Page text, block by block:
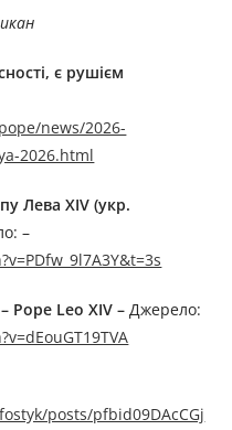
є рушієм
news/2026-
2026.html
Лева XIV (укр.
–
Pope Leo XIV –Джерелo:
posts/pfbid09DAcCGj